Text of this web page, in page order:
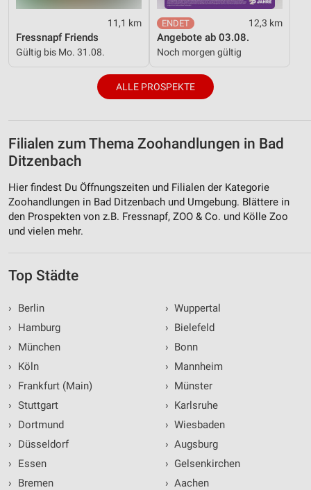
11,1 km
Fressnapf Friends
Gültig bis Mo. 31.08.
12,3 km
Angebote ab 03.08.
Noch morgen gültig
ALLE PROSPEKTE
Filialen zum Thema Zoohandlungen in Bad
Ditzenbach
Hier findest Du Öffnungszeiten und Filialen der Kategorie
Zoohandlungen in Bad Ditzenbach und Umgebung. Blättere in
den Prospekten von z.B. Fressnapf, ZOO & Co. und Kölle Zoo
und vielen mehr.
Top Städte
›
Berlin
›
Hamburg
›
München
›
Köln
›
Frankfurt (Main)
› Stuttgart
›
Dortmund
›
Düsseldorf
›
Essen
›
Bremen
› Wuppertal
› Bielefeld
› Bonn
› Mannheim
› Münster
› Karlsruhe
› Wiesbaden
› Augsburg
› Gelsenkirchen
› Aachen